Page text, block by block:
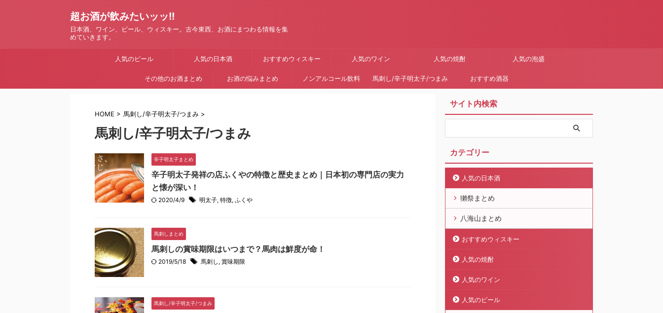
超お酒が飲みたいッッ!!
日本酒、ワイン、ビール、ウィスキー。古今東西、お酒にまつわる情報を集
めていきます。
人気のビール 人気の日本酒 おすすめウィスキー 人気のワイン 人気の焼酎 人気の泡盛
その他のお酒まとめ お酒の悩みまとめ ノンアルコール飲料 馬刺し/辛子明太子/つまみ おすすめ酒器
HOME > 馬刺し/辛子明太子/つまみ >
馬刺し/辛子明太子/つまみ
辛子明太子まとめ
辛子明太子発祥の店ふくやの特徴と歴史まとめ｜日本初の専門店の実力
と懐が深い！
2020/4/9 明太子, 特徴, ふくや
馬刺しまとめ
馬刺しの賞味期限はいつまで？馬肉は鮮度が命！
2019/5/18 馬刺し , 賞味期限
馬刺し/辛子明太子/つまみ
サイト内検索
カテゴリー
人気の日本酒
獺祭まとめ
八海山まとめ
おすすめウィスキー
人気の焼酎
人気のワイン
人気のビール